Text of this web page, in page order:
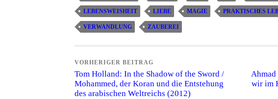
LEBENSWEISHEIT LIEBE MAGIE PRAKTISCHES
VERWANDLUNG ZAUBEREI
VORHERIGER BEITRAG
Tom Holland: In the Shadow of the Sword /
Mohammed, der Koran und die Entstehung
des arabischen Weltreichs (2012)
Ahmad
wir im